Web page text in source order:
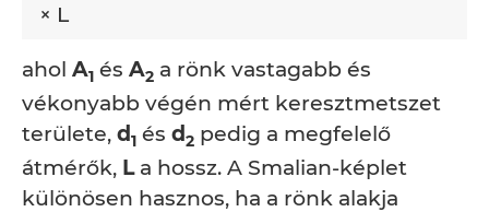
× L
ahol A1 és A2 a rönk vastagabb és
vékonyabb végén mért keresztmetszet
területe, d 1 és d 2 pedig a megfelelő
átmérők, La hossz. A Smalian-képlet
különösen hasznos, ha a rönk alakja